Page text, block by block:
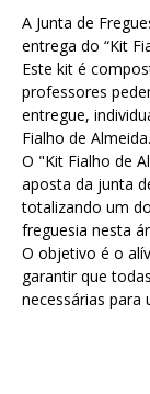
A Junta de
entrega do “Kit
Este kit é
professores
entregue,
Fialho de Almeida.
O "Kit Fialho de
aposta da junta
totalizando um
freguesia nesta
O objetivo é o
garantir que
necessárias para